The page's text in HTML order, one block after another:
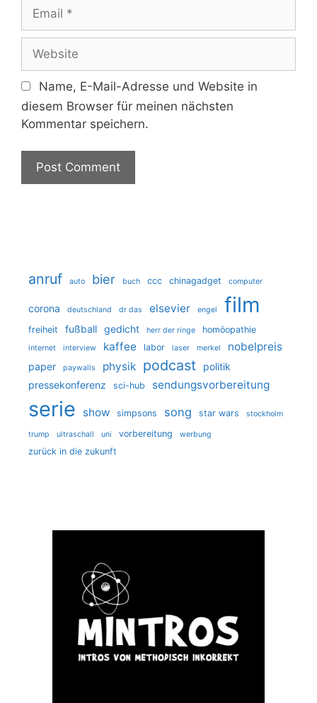
Name, E-Mail-Adresse und Website in
diesem Browser für meinen nächsten
Kommentar speichern.
anruf auto bier buch ccc chinagadget computer
corona deutschland dr das elsevier engel film
freiheit fußball gedicht herr der ringe homöopathie
internet interview kaffee labor laser merkel nobelpreis
paper paywalls physik podcast
politik
pressekonferenz
sci-hub sendungsvorbereitung
serie show simpsons song star wars stockholm
trump ultraschall uni vorbereitung werbung
zurück in die zukunft